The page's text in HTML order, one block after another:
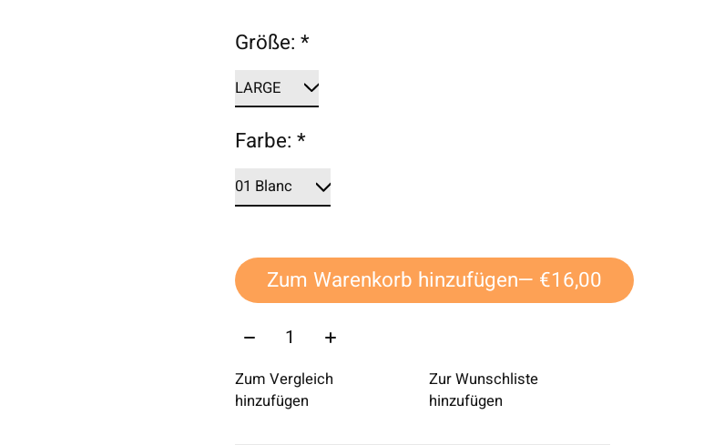
Größe:*
Farbe:*
Zum Warenkorb hinzufügen
— €16,00
Menge:
Zum Vergleich
hinzufügen
Zur Wunschliste
hinzufügen